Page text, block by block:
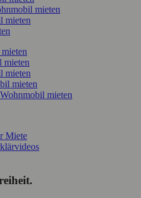
mieten
mieten
mieten
mieten
mieten
mieten
Miete